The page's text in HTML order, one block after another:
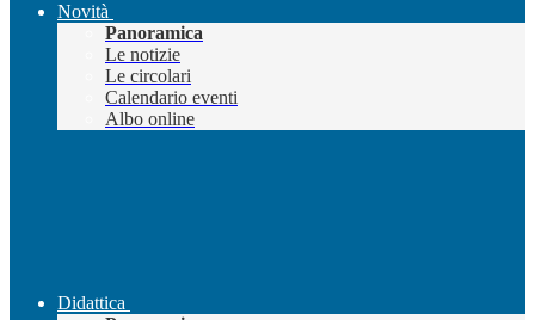
Novità
Panoramica
Le notizie
Le circolari
Calendario eventi
Albo online
Didattica